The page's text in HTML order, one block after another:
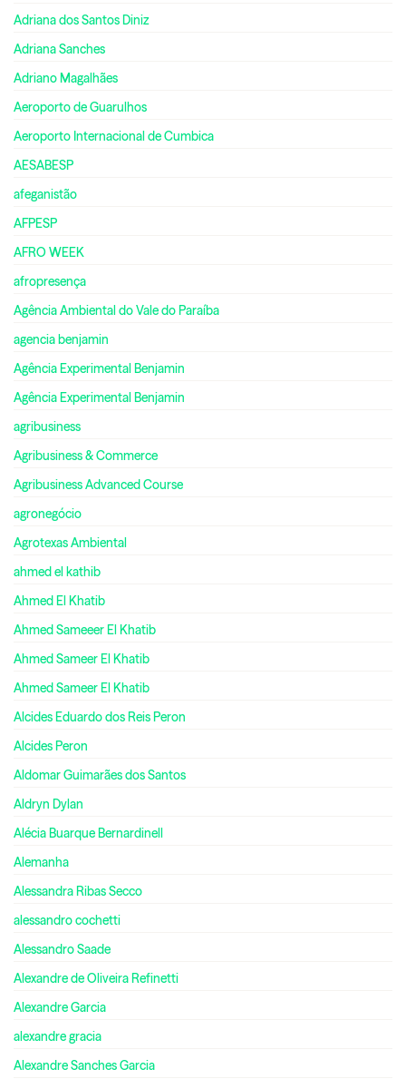
Adriana dos Santos Diniz
Adriana Sanches
Adriano Magalhães
Aeroporto de Guarulhos
Aeroporto Internacional de Cumbica
AESABESP
afeganistão
AFPESP
AFRO WEEK
afropresença
Agência Ambiental do Vale do Paraíba
agencia benjamin
Agência Experimental Benjamin
Agência Experimental Benjamin
agribusiness
Agribusiness & Commerce
Agribusiness Advanced Course
agronegócio
Agrotexas Ambiental
ahmed el kathib
Ahmed El Khatib
Ahmed Sameeer El Khatib
Ahmed Sameer El Khatib
Ahmed Sameer El Khatib
Alcides Eduardo dos Reis Peron
Alcides Peron
Aldomar Guimarães dos Santos
Aldryn Dylan
Alécia Buarque Bernardinell
Alemanha
Alessandra Ribas Secco
alessandro cochetti
Alessandro Saade
Alexandre de Oliveira Refinetti
Alexandre Garcia
alexandre gracia
Alexandre Sanches Garcia